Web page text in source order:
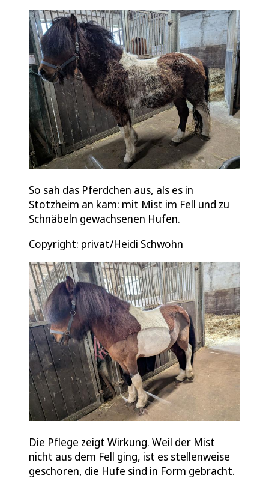
So sah das Pferdchen aus, als es in
Stotzheim an kam: mit Mist im Fell und zu
Schnäbeln gewachsenen Hufen.
Copyright: privat/Heidi Schwohn
Die Pflege zeigt Wirkung. Weil der Mist
nicht aus dem Fell ging, ist es stellenweise
geschoren, die Hufe sind in Form gebracht.